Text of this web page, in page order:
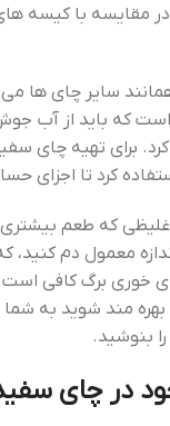
مقایسه با کیسه‌
سایر چای‌ ها می‌
است که باید از آب
برای تهیه چای
کرد تا اجزای
که طعم بیشتری
معمول دم کنید،
۱ تا ۲ قاشق چای خوری برگ
بهره ‌مند شوید به
در چای